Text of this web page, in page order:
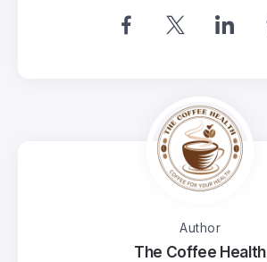
Author
The Coffee Health